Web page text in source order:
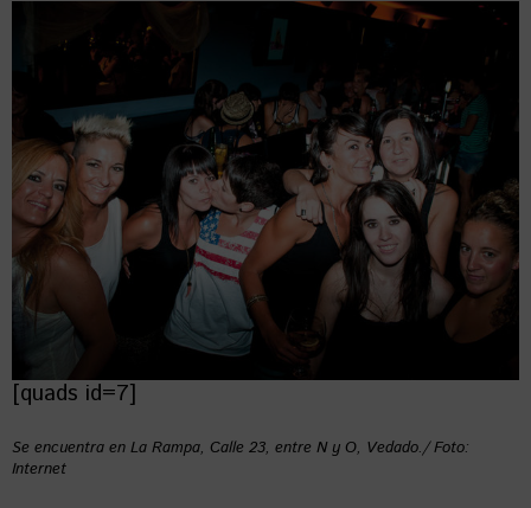
[quads id=7]
Se encuentra en La Rampa, Calle 23, entre N y O, Vedado./ Foto:
Internet